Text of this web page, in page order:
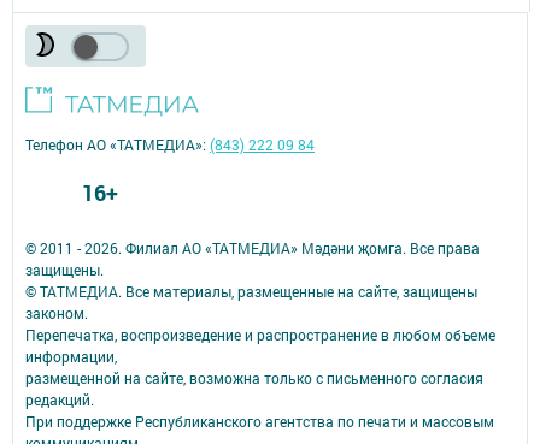
© 2011 - 2026. Филиал АО «ТАТМЕДИА» Мәдәни җомга. Все права
защищены.
© ТАТМЕДИА. Все материалы, размещенные на сайте, защищены
законом.
Перепечатка, воспроизведение и распространение в любом объеме
информации,
размещенной на сайте, возможна только с письменного согласия
редакций.
При поддержке Республиканского агентства по печати и массовым
Телефон АО «ТАТМЕДИА»:(843) 222 09 84
16+